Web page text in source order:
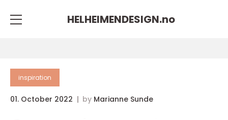
HELHEIMENDESIGN.no
inspiration
01. October 2022 by Marianne Sunde